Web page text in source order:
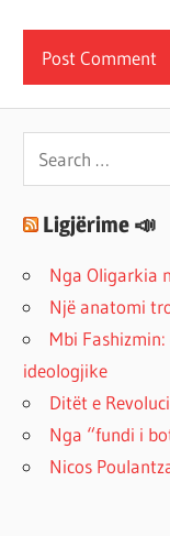
Search
for:
Ligjërime 📣
Nga Oligarkia
Një anatomi
Mbi
ideologjike
Ditët e
Nga “fundi i
Nicos